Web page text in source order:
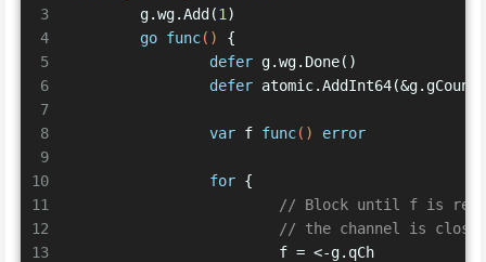
3
4
5
6
7
8
9
10
11
12
13
	g.wg.Add(
1 )
go func()
{
defer g.wg.Done()
defer
var f func() error
for {
// Block until f is
// the channel is
			f = <-g.qCh